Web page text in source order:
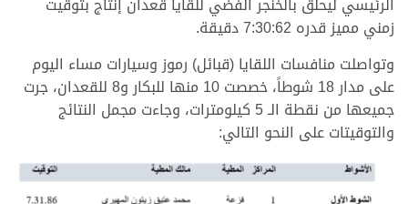
زمني مميز قدره 7:30:62 دقيقة.
وتواصلت منافسات اللقايا (قبائل) رموز وسيارات مساء اليوم
على مدار 18 شوطاً، خصصت 10 منها للبكار و8 للقعدان، جرت
جميعها من نقطة الـ 5 كيلومترات، وجاءت مجمل النتائج
والتوقيتات على النحو التالي: